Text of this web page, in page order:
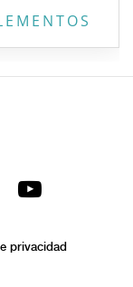
privacidad